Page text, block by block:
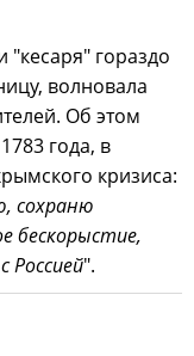
гораздо
волновала
Об этом
года, в
кризиса:
сохраню
бескорыстие,
Россией".